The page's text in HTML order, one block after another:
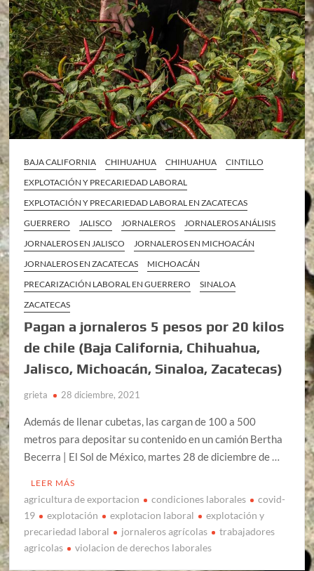
BAJA CALIFORNIA CHIHUAHUA CHIHUAHUA
CINTILLO
EXPLOTACIÓN Y PRECARIEDAD LABORAL
EXPLOTACIÓN Y PRECARIEDAD LABORAL EN ZACATECAS
GUERRERO
JALISCO JORNALEROS
JORNALEROS ANÁLISIS
JORNALEROS EN JALISCO
JORNALEROS EN MICHOACÁN
JORNALEROS EN ZACATECAS
MICHOACÁN
PRECARIZACIÓN LABORAL EN GUERRERO
SINALOA
ZACATECAS
Pagan a jornaleros 5 pesos por 20 kilos
de chile (Baja California, Chihuahua,
Jalisco, Michoacán, Sinaloa, Zacatecas)
grieta 28 diciembre, 2021
Además de llenar cubetas, las cargan de 100 a 500
metros para depositar su contenido en un camión Bertha
Becerra | El Sol de México, martes 28 de diciembre de …
LEER MÁS
agricultura de exportacion condiciones laborales
covid-
19
explotación explotacion laboral
explotación y
precariedad laboral
jornaleros agrícolas
trabajadores
agricolas
violacion de derechos laborales